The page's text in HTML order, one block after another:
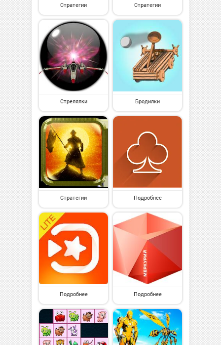
Стратегии Стратегии
Стрелялки Бродилки
Стратегии Подробнее
Подробнее Подробнее